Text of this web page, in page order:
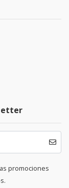
promociones